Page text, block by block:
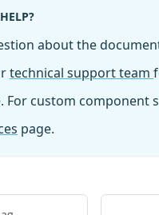
about the
technical support team
For custom component
page.